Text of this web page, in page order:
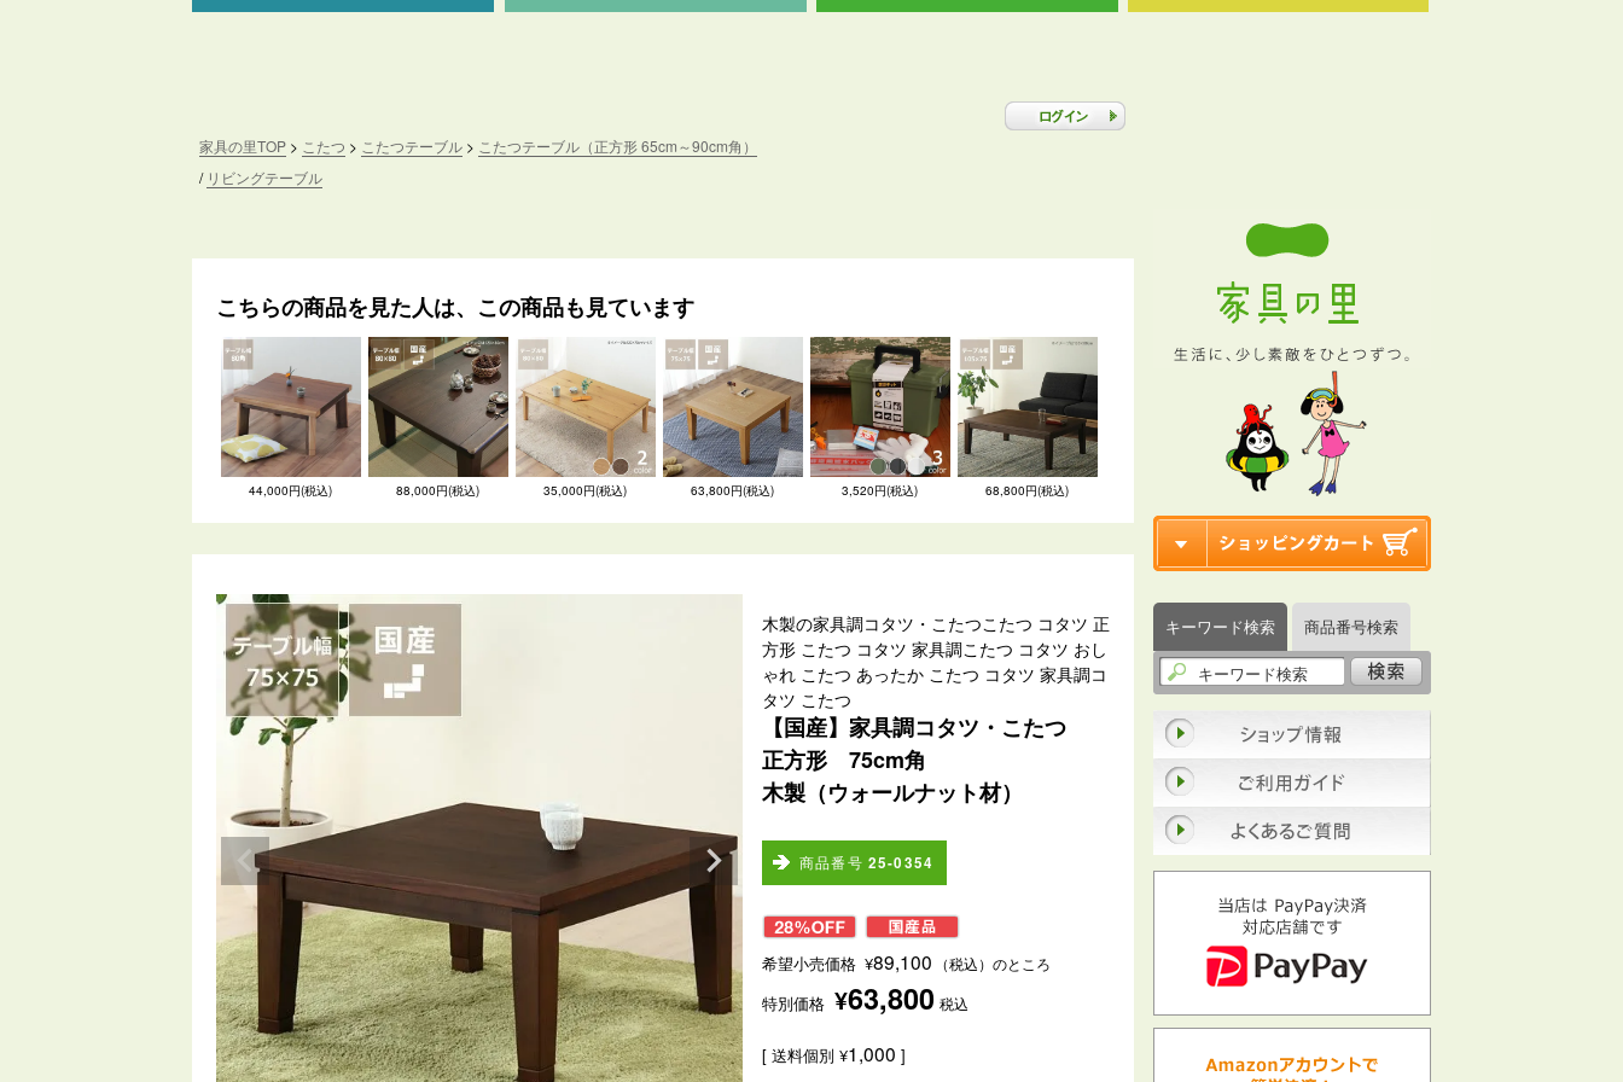
家具の里TOP こたつ こたつテーブル
こたつテーブル（正方形 65cm～90cm角）
リビングテーブル
こちらの商品を見た人は、この商品も見ています
44,000円(税込) 88,000円(税込) 35,000円(税込) 63,800円(税込) 3,520円(税込) 68,800円(税込)
木製の家具調コタツ・こたつこたつ コタツ 正
方形 こたつ コタツ 家具調こたつ コタツ おし
ゃれ こたつ あったか こたつ コタツ 家具調コ
タツ こたつ
【国産】家具調コタツ・こたつ
正方形 75cm角
木製（ウォールナット材）
商品番号 25-0354
希望小売価格 ¥89,100 （税込）のところ
特別価格 ¥63,800 税込
送料個別 ¥1,000
キーワード検索 商品番号検索